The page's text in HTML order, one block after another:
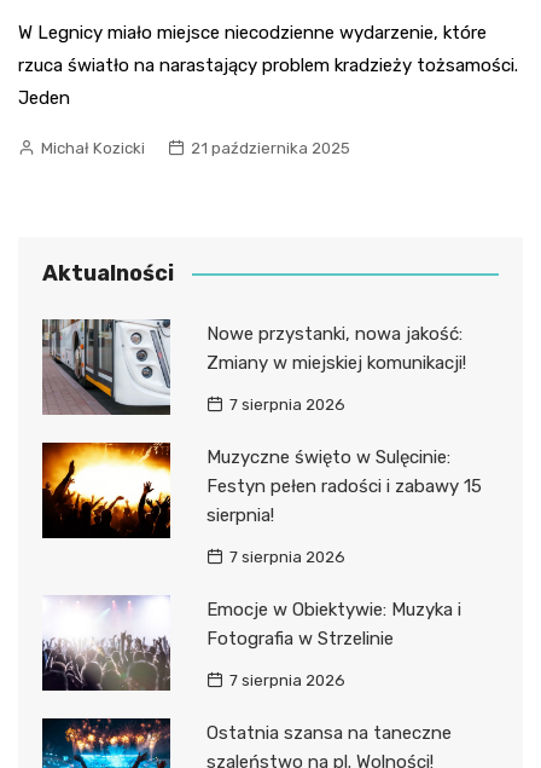
W Legnicy miało miejsce niecodzienne wydarzenie, które
rzuca światło na narastający problem kradzieży tożsamości.
Jeden
Michał Kozicki 21 października 2025
Aktualności
Nowe przystanki, nowa jakość:
Zmiany w miejskiej komunikacji!
7 sierpnia 2026
Muzyczne święto w Sulęcinie:
Festyn pełen radości i zabawy 15
sierpnia!
7 sierpnia 2026
Emocje w Obiektywie: Muzyka i
Fotografia w Strzelinie
7 sierpnia 2026
Ostatnia szansa na taneczne
szaleństwo na pl. Wolności!